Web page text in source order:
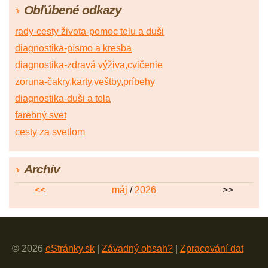
Obľúbené odkazy
rady-cesty života-pomoc telu a duši
diagnostika-písmo a kresba
diagnostika-zdravá výživa,cvičenie
zoruna-čakry,karty,veštby,príbehy
diagnostika-duši a tela
farebný svet
cesty za svetlom
Archív
<< máj / 2026 >>
© 2026 eStránky.sk Závadný obsah? Zpracování dat